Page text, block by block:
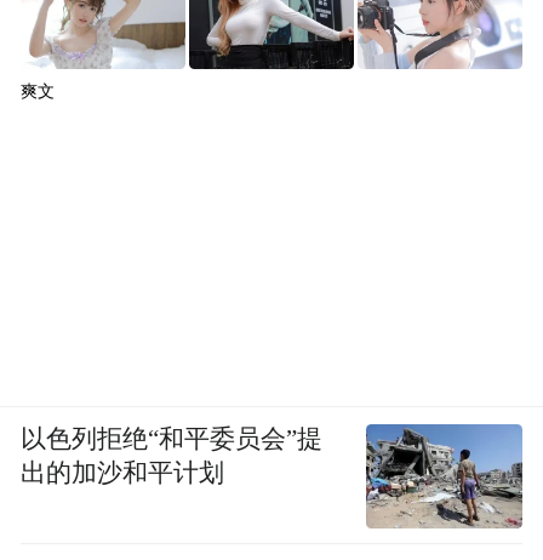
爽文
以色列拒绝“和平委员会”提
出的加沙和平计划